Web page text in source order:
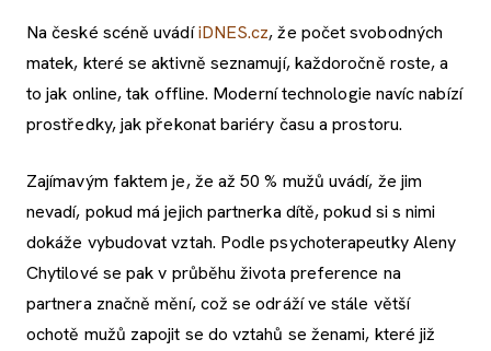
Na české scéně uvádíiDNES.cz, že počet svobodných
matek, které se aktivně seznamují, každoročně roste, a
to jak online, tak offline. Moderní technologie navíc nabízí
prostředky, jak překonat bariéry času a prostoru.
Zajímavým faktem je, že až 50 % mužů uvádí, že jim
nevadí, pokud má jejich partnerka dítě, pokud si s nimi
dokáže vybudovat vztah. Podle psychoterapeutky Aleny
Chytilové se pak v průběhu života preference na
partnera značně mění, což se odráží ve stále větší
ochotě mužů zapojit se do vztahů se ženami, které již